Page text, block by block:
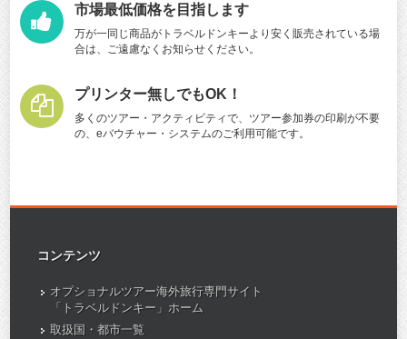
市場最低価格を目指します
万が一同じ商品がトラベルドンキーより安く販売されている場
合は、ご遠慮なくお知らせください。
プリンター無しでもOK！
多くのツアー・アクティビティで、ツアー参加券の印刷が不要
の、eバウチャー・システムのご利用可能です。
コンテンツ
オプショナルツアー海外旅行専門サイト
「トラベルドンキー」ホーム
取扱国・都市一覧